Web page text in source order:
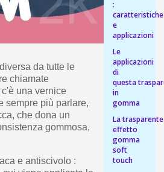
da tutte le
chiamate
c'è una vernice
sempre più parlare,
che dona un
gommosa,
e antiscivolo :
:
caratteristiche
e
applicazioni
Le
applicazioni
di
questa
in
gomma
La trasparente
effetto
gomma
soft
touch